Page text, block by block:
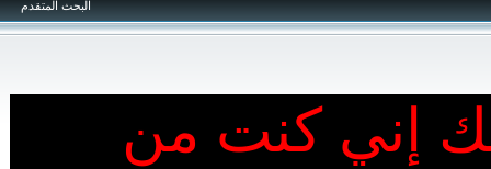
البحث المتقدم
إني كنت من